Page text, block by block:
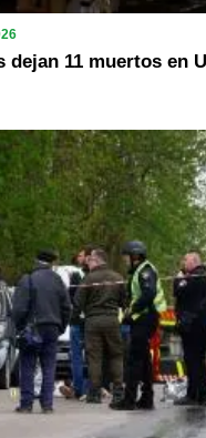
dejan 11 muertos en